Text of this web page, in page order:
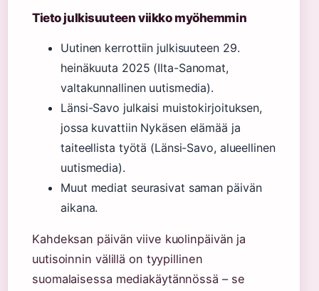
Tieto julkisuuteen viikko myöhemmin
Uutinen kerrottiin julkisuuteen 29.
heinäkuuta 2025 (Ilta-Sanomat,
valtakunnallinen uutismedia).
Länsi-Savo julkaisi muistokirjoituksen,
jossa kuvattiin Nykäsen elämää ja
taiteellista työtä (Länsi-Savo, alueellinen
uutismedia).
Muut mediat seurasivat saman päivän
aikana.
Kahdeksan päivän viive kuolinpäivän ja
uutisoinnin välillä on tyypillinen
suomalaisessa mediakäytännössä – se